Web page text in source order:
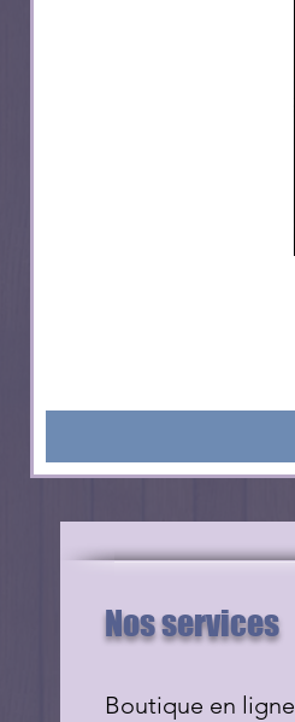
Nos services
Boutique en ligne